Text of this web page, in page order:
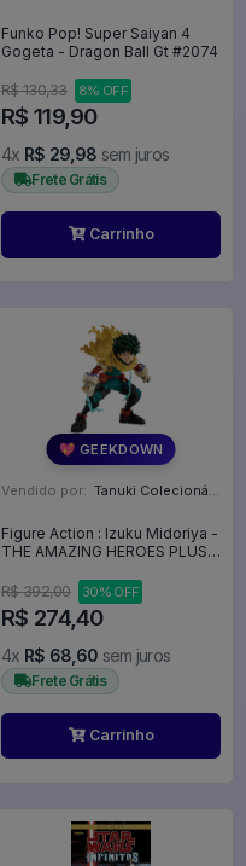
Funko Pop! Super Saiyan 4
Gogeta - Dragon Ball Gt #2074
R$ 130,33 8% OFF
R$ 119,90
4x R$ 29,98 sem juros
Frete Grátis
Carrinho
💖 GEEKDOWN
Vendido por: Tanuki Colecionáveis - SP
Figure Action : Izuku Midoriya -
THE AMAZING HEROES PLUS 2
R$ 392,00
30% OFF
R$ 274,40
4x R$ 68,60 sem juros
Frete Grátis
Carrinho